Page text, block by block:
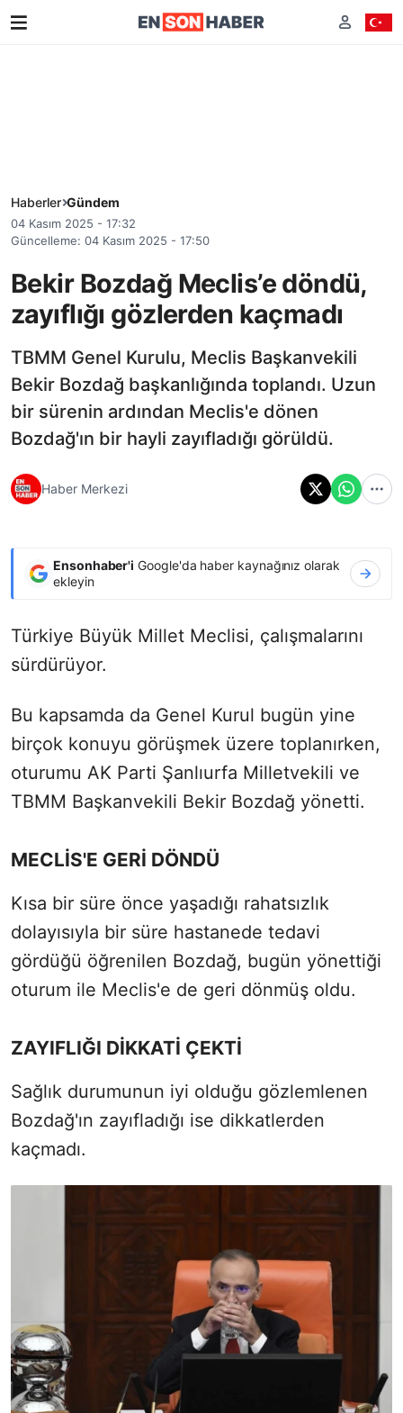
Haberler Gündem
04 Kasım 2025 - 17:32
Güncelleme: 04 Kasım 2025 - 17:50
Bekir Bozdağ Meclis’e döndü,
zayıflığı gözlerden kaçmadı
TBMM Genel Kurulu, Meclis Başkanvekili
Bekir Bozdağ başkanlığında toplandı. Uzun
bir sürenin ardından Meclis'e dönen
Bozdağ'ın bir hayli zayıfladığı görüldü.
Haber Merkezi
Ensonhaber'i Google'da haber kaynağınız olarak
ekleyin
Türkiye Büyük Millet Meclisi, çalışmalarını
sürdürüyor.
Bu kapsamda da Genel Kurul bugün yine
birçok konuyu görüşmek üzere toplanırken,
oturumu AK Parti Şanlıurfa Milletvekili ve
TBMM Başkanvekili Bekir Bozdağ yönetti.
MECLİS'E GERİ DÖNDÜ
Kısa bir süre önce yaşadığı rahatsızlık
dolayısıyla bir süre hastanede tedavi
gördüğü öğrenilen Bozdağ, bugün yönettiği
oturum ile Meclis'e de geri dönmüş oldu.
ZAYIFLIĞI DİKKATİ ÇEKTİ
Sağlık durumunun iyi olduğu gözlemlenen
Bozdağ'ın zayıfladığı ise dikkatlerden
kaçmadı.